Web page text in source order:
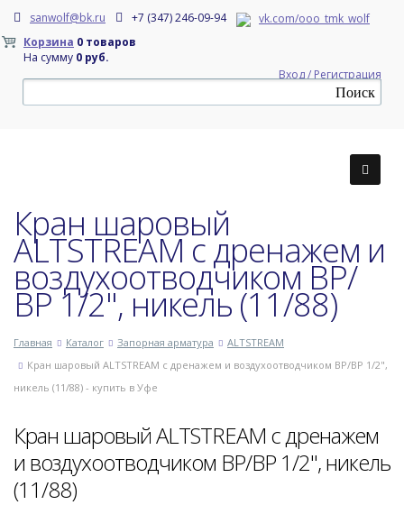
sanwolf@bk.ru +7 (347) 246-09-94
vk.com/ooo_tmk_wolf
Корзина 0 товаров
На сумму 0 руб.
Вход / Регистрация
Кран шаровый
ALTSTREAM с дренажем и
воздухоотводчиком ВР/
ВР 1/2", никель (11/88)
Главная Каталог Запорная арматура
ALTSTREAМ
Кран шаровый ALTSTREAM с дренажем и воздухоотводчиком ВР/ВР 1/2",
никель (11/88) - купить в Уфе
Кран шаровый ALTSTREAM с дренажем
и воздухоотводчиком ВР/ВР 1/2", никель
(11/88)